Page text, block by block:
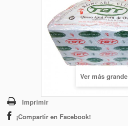
CONGELADOS
Ver más grande
Imprimir
¡Compartir en Facebook!